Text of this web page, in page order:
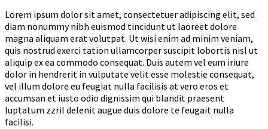
Lorem ipsum dolor sit amet, consectetuer adipiscing elit, sed
diam nonummy nibh euismod tincidunt ut laoreet dolore
magna aliquam erat volutpat. Ut wisi enim ad minim veniam,
quis nostrud exerci tation ullamcorper suscipit lobortis nisl ut
aliquip ex ea commodo consequat. Duis autem vel eum iriure
dolor in hendrerit in vulputate velit esse molestie consequat,
vel illum dolore eu feugiat nulla facilisis at vero eros et
accumsan et iusto odio dignissim qui blandit praesent
luptatum zzril delenit augue duis dolore te feugait nulla
facilisi.